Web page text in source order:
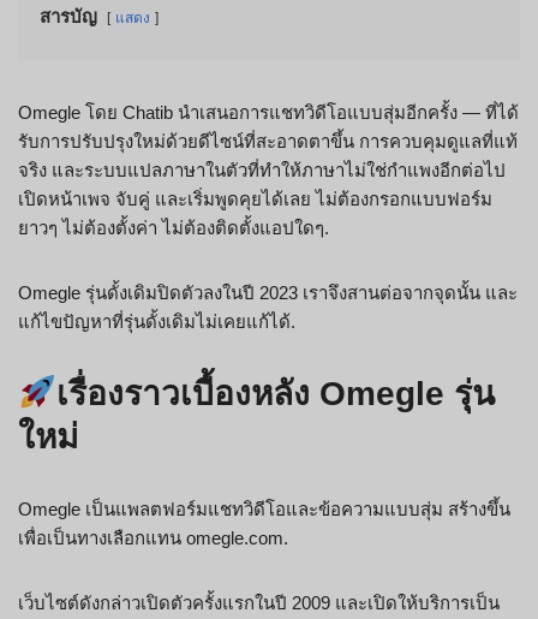
สารบัญ แสดง
Omegle โดย Chatib นำเสนอการแชทวิดีโอแบบสุ่มอีกครั้ง — ที่ได้
รับการปรับปรุงใหม่ด้วยดีไซน์ที่สะอาดตาขึ้น การควบคุมดูแลที่แท้
จริง และระบบแปลภาษาในตัวที่ทำให้ภาษาไม่ใช่กำแพงอีกต่อไป
เปิดหน้าเพจ จับคู่ และเริ่มพูดคุยได้เลย ไม่ต้องกรอกแบบฟอร์ม
ยาวๆ ไม่ต้องตั้งค่า ไม่ต้องติดตั้งแอปใดๆ.
Omegle รุ่นดั้งเดิมปิดตัวลงในปี 2023 เราจึงสานต่อจากจุดนั้น และ
แก้ไขปัญหาที่รุ่นดั้งเดิมไม่เคยแก้ได้.
เรื่องราวเบื้องหลัง Omegle รุ่น
ใหม่
Omegle เป็นแพลตฟอร์มแชทวิดีโอและข้อความแบบสุ่ม สร้างขึ้น
เพื่อเป็นทางเลือกแทน omegle.com.
เว็บไซต์ดังกล่าวเปิดตัวครั้งแรกในปี 2009 และเปิดให้บริการเป็น